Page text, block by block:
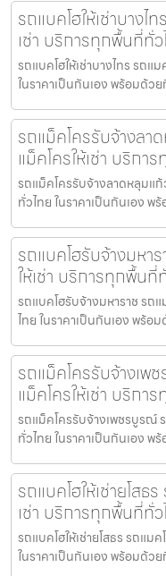
รถแบคโฮให้เช่าบางไ
เช่า บริการทุกพื้นที่ทั่
รถแบคโฮให้เช่าบางไทร รถแ
ในราคาเป็นกันเอง พร้อมด้ว
รถแม็คโครรับจ้างลา
แม็คโครให้เช่า บริก
รถแม็คโครรับจ้างลาดหลุมแก้
ทั่วไทย ในราคาเป็นกันเอง
รถแบคโฮรับจ้างมหา
ให้เช่า บริการทุกพื้นที่
รถแบคโฮรับจ้างมหาราช รถ
ไทย ในราคาเป็นกันเอง พร้
รถแม็คโครรับจ้างเพ
แม็คโครให้เช่า บริก
รถแม็คโครรับจ้างเพชรบูรณ์
ทั่วไทย ในราคาเป็นกันเอง
รถแบคโฮให้เช่ายโสธ
เช่า บริการทุกพื้นที่ทั่
รถแบคโฮให้เช่ายโสธร รถแม
ในราคาเป็นกันเอง พร้อมด้ว